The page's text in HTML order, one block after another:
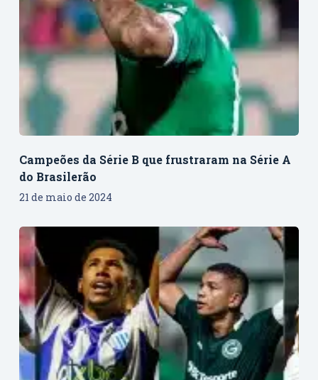
Campeões da Série B que frustraram na Série A
do Brasilerão
21 de maio de 2024